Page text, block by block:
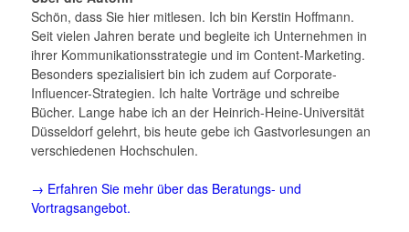
Schön, dass Sie hier mitlesen. Ich bin Kerstin Hoffmann.
Seit vielen Jahren berate und begleite ich Unternehmen in
ihrer Kommunikationsstrategie und im Content-Marketing.
Besonders spezialisiert bin ich zudem auf Corporate-
Influencer-Strategien. Ich halte Vorträge und schreibe
Bücher. Lange habe ich an der Heinrich-Heine-Universität
Düsseldorf gelehrt, bis heute gebe ich Gastvorlesungen an
verschiedenen Hochschulen.
→ Erfahren Sie mehr über das Beratungs- und
Vortragsangebot.